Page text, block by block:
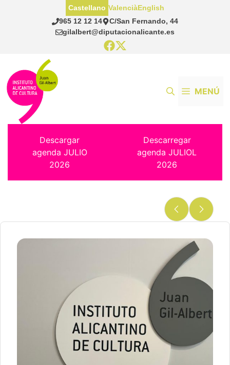
965 12 12 14
C/San Fernando, 44
gilalbert@diputacionalicante.es
Castellano ValenciàEnglish
MENÚ
Descargar
agenda JULIO
2026
Descarregar
agenda JULIOL
2026